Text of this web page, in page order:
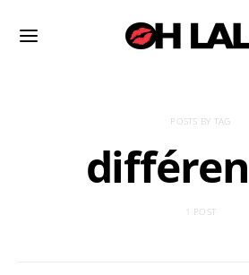
POSTS BY TAG
1 POST